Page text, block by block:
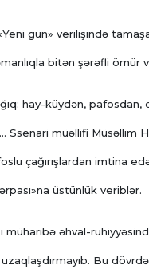
gün» verilişində
bitən şərəfli ömür
hay-küydən,
müəllifi Müsəllim
çağırışlardan imtina
üstünlük veriblər.
əhval-
Bu